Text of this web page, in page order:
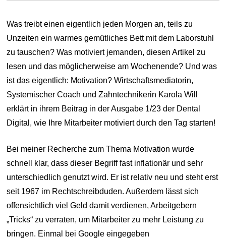
Was treibt einen eigentlich jeden Morgen an, teils zu
Unzeiten ein warmes gemütliches Bett mit dem Laborstuhl
zu tauschen? Was motiviert jemanden, diesen Artikel zu
lesen und das möglicherweise am Wochenende? Und was
ist das eigentlich: Motivation? Wirtschaftsmediatorin,
Systemischer Coach und Zahntechnikerin Karola Will
erklärt in ihrem Beitrag in der Ausgabe 1/23 der Dental
Digital, wie Ihre Mitarbeiter motiviert durch den Tag starten!
Bei meiner Recherche zum Thema Motivation wurde
schnell klar, dass dieser Begriff fast inflationär und sehr
unterschiedlich genutzt wird. Er ist relativ neu und steht erst
seit 1967 im Rechtschreibduden. Außerdem lässt sich
offensichtlich viel Geld damit verdienen, Arbeitgebern
„Tricks“ zu verraten, um Mitarbeiter zu mehr Leistung zu
bringen. Einmal bei Google eingegeben